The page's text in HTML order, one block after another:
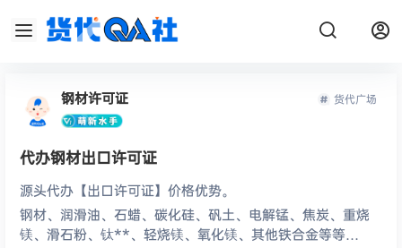
钢材许可证 货代广场
代办钢材出口许可证
源头代办【出口许可证】价格优势。
钢材、润滑油、石蜡、碳化硅、矾土、电解锰、焦炭、重烧
镁、滑石粉、钛**、轻烧镁、氧化镁、其他铁合金等等…